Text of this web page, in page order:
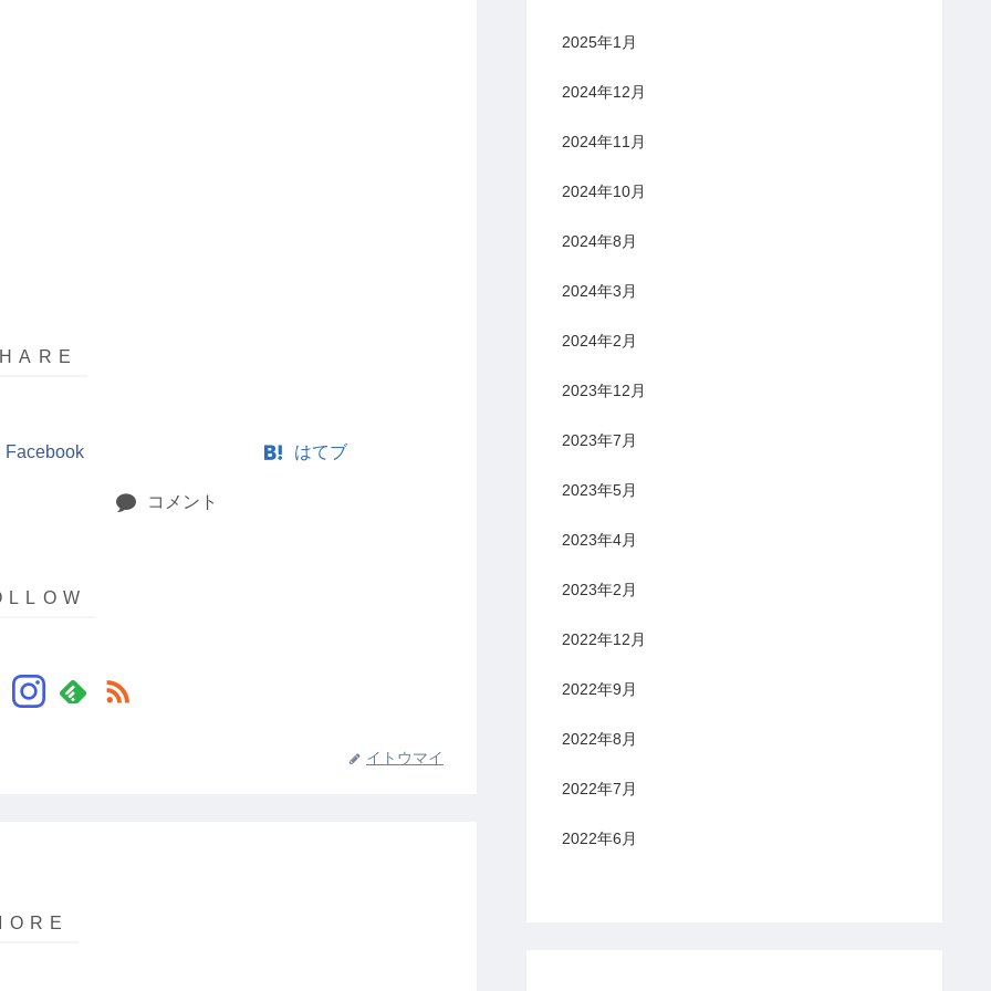
Facebook はてブ
コメント
イトウマイ
2025年1月
2024年12月
2024年11月
2024年10月
2024年8月
2024年3月
2024年2月
2023年12月
2023年7月
2023年5月
2023年4月
2023年2月
2022年12月
2022年9月
2022年8月
2022年7月
2022年6月